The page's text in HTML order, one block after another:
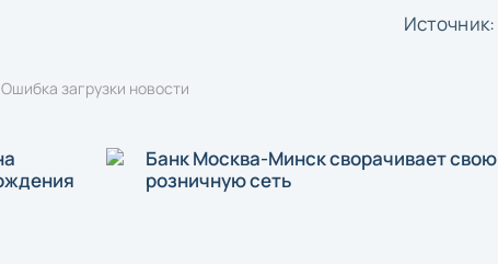
Источник:
Ошибка загрузки новости
Банк Москва-Минск сворачивает свою
розничную сеть